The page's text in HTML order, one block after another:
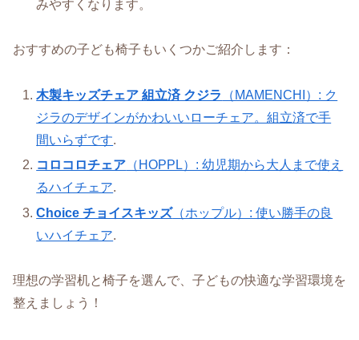
みやすくなります。
おすすめの子ども椅子もいくつかご紹介します：
木製キッズチェア 組立済 クジラ
（MAMENCHI）: ク
ジラのデザインがかわいいローチェア。組立済で手
間いらずです.
コロコロチェア （HOPPL）: 幼児期から大人まで使え
るハイチェア.
Choice チョイスキッズ（ホップル）: 使い勝手の良
いハイチェア.
理想の学習机と椅子を選んで、子どもの快適な学習環境を
整えましょう！